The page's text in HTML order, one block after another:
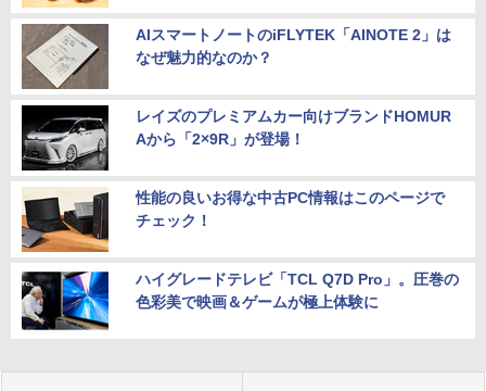
AIスマートノートのiFLYTEK「AINOTE 2」は
なぜ魅力的なのか？
レイズのプレミアムカー向けブランドHOMUR
Aから「2×9R」が登場！
性能の良いお得な中古PC情報はこのページで
チェック！
ハイグレードテレビ「TCL Q7D Pro」。圧巻の
色彩美で映画＆ゲームが極上体験に